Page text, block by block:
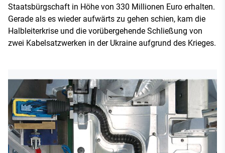
Staatsbürgschaft in Höhe von 330 Millionen Euro erhalten.
Gerade als es wieder aufwärts zu gehen schien, kam die
Halbleiterkrise und die vorübergehende Schließung von
zwei Kabelsatzwerken in der Ukraine aufgrund des Krieges.